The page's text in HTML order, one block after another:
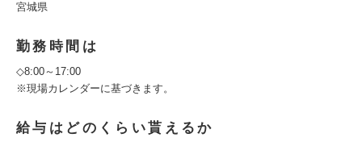
宮城県
勤務時間は
◇8:00～17:00
※現場カレンダーに基づきます。
給与はどのくらい貰えるか